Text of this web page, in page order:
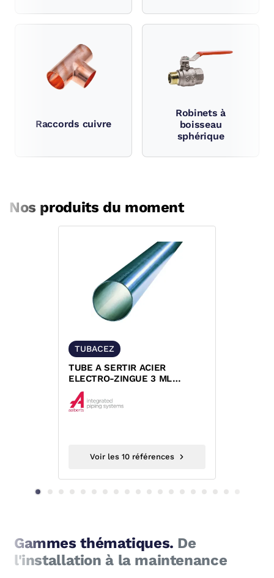
Raccords cuivre
Robinets à
boisseau
sphérique
Nos produits du moment
TUBACEZ
TUBE A SERTIR ACIER
ELECTRO-ZINGUE 3 ML
XPRESS
Voir les 10 références
Gammes thématiques. De
l'installation à la maintenance